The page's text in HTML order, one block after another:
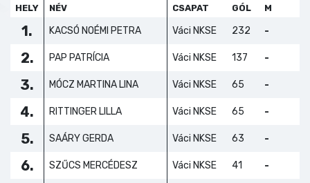
HELY NÉV CSAPAT GÓL M
1. KACSÓ NOÉMI PETRA Váci NKSE 232 -
2. PAP PATRÍCIA Váci NKSE 137 -
3. MÓCZ MARTINA LINA Váci NKSE 65 -
4. RITTINGER LILLA Váci NKSE 65 -
5. SAÁRY GERDA Váci NKSE 63 -
6. SZŰCS MERCÉDESZ Váci NKSE 41 -